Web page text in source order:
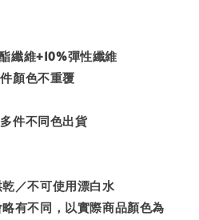
纖維+10%彈性纖維
顏色不重覆
件不同色出貨
／不可使用漂白水
略有不同，以實際商品顏色為